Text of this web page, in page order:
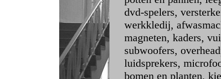
dvd-spelers,
werkkledij,
magneten, kaders,
subwoofers,
luidsprekers,
bomen en planten,